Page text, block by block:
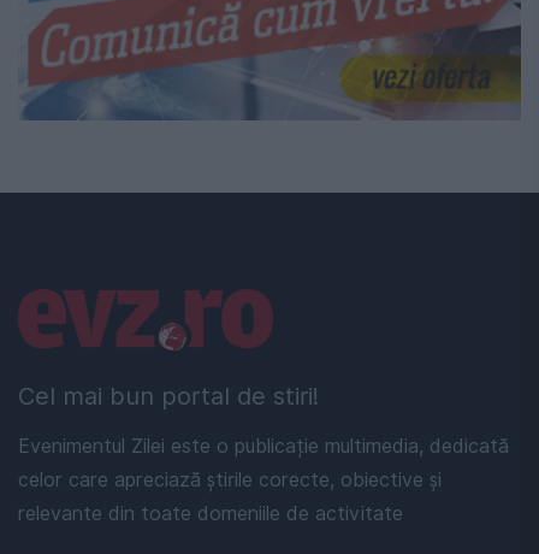
Cel mai bun portal de stiri!
Evenimentul Zilei este o publicație multimedia, dedicată
celor care apreciază știrile corecte, obiective și
relevante din toate domeniile de activitate
Linkuri utile